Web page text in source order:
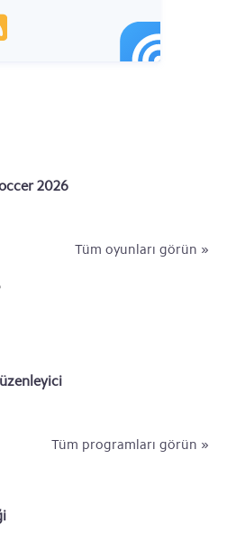
2026
Tüm oyunları görün »
Tüm programları görün »